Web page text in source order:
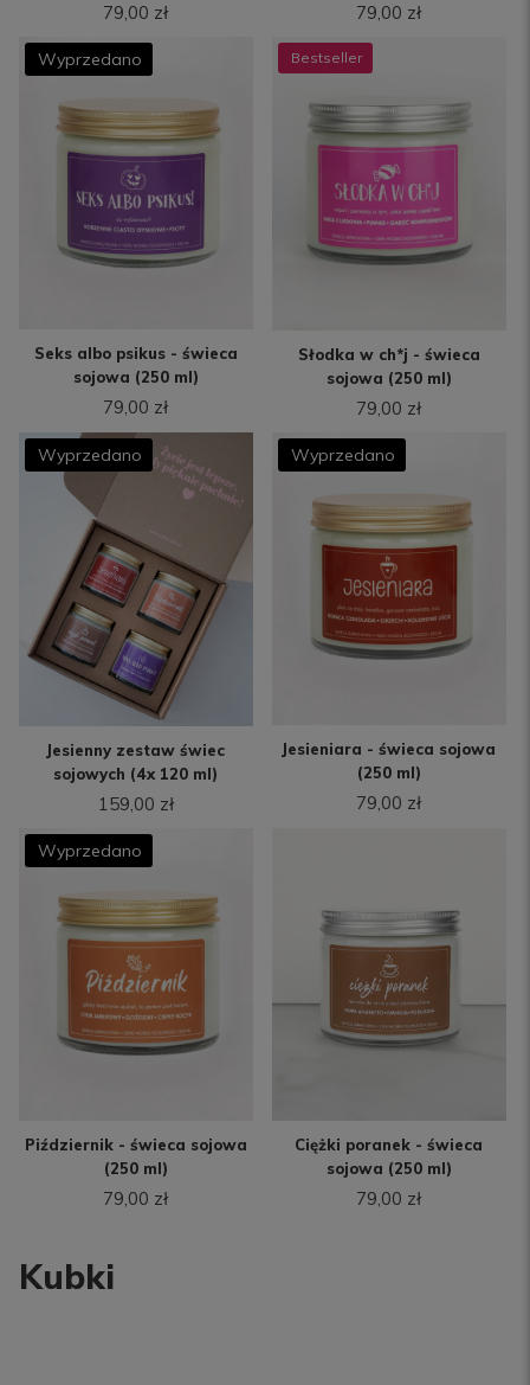
79,00 zł 79,00 zł
Seks albo psikus - świeca
sojowa (250 ml)
79,00 zł
Słodka w ch*j - świeca
sojowa (250 ml)
79,00 zł
Jesienny zestaw świec
sojowych (4x 120 ml)
159,00 zł
Jesieniara - świeca sojowa
(250 ml)
79,00 zł
Piździernik - świeca sojowa
(250 ml)
79,00 zł
Ciężki poranek - świeca
sojowa (250 ml)
79,00 zł
Kubki